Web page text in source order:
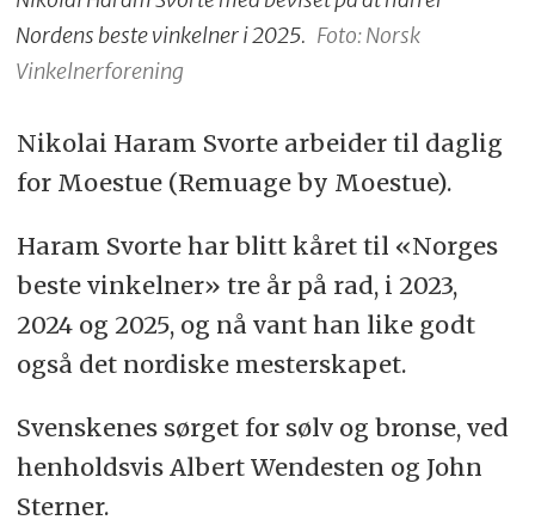
Nordens beste vinkelner i 2025. Foto: Norsk
Vinkelnerforening
Nikolai Haram Svorte arbeider til daglig
for Moestue (Remuage by Moestue).
Haram Svorte har blitt kåret til «Norges
beste vinkelner» tre år på rad, i 2023,
2024 og 2025, og nå vant han like godt
også det nordiske mesterskapet.
Svenskenes sørget for sølv og bronse, ved
henholdsvis Albert Wendesten og John
Sterner.